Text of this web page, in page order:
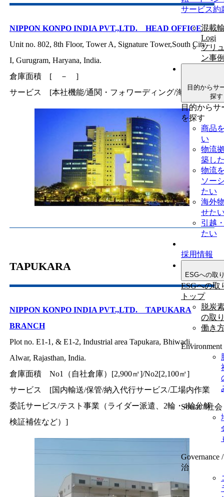
サービス約
混載
Logi
ソリ
ン事
目的からサ
探す
目的からサ
を探す
商品
い
物流
築し
物流
ソー
たい
海外
せた
引越
たい
採用情報
ESGへの取
ESGへの取
トップ
脱炭
の取
働き
Social / 社会
Governance
治
NIPPON KONPO INDIA PVT.,LTD. HEAD OFFICE
Unit no. 802, 8th Floor, Tower A, Signature Tower,South City–
I, Gurugram, Haryana, India.
倉庫面積 [ － ]
サービス [本社機能/通関・フォワーディング/海外引越]
TAPUKARA
NIPPON KONPO INDIA PVT.,LTD. TAPUKARA
BRANCH
Plot no. E1-1, & E1-2, Industrial area Tapukara, Bhiwadi,
Alwar, Rajasthan, India.
倉庫面積 No1（自社倉庫）[2,900㎡]/No2[2,100㎡]
サービス [国内輸送/保管/納入代行サービス/工場内作業
委託サービス/テスト事業（ライダー派遣、2輪・4輪分解
検証補佐など）]